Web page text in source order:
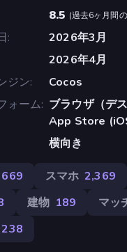
8.5 (過去6ヶ月間
2026年3月
2026年4月
ジン
Cocos
ォーム ブラウザ（デ
App Store
横向き
669 スマホ 2,369
建物 189 マッ
238